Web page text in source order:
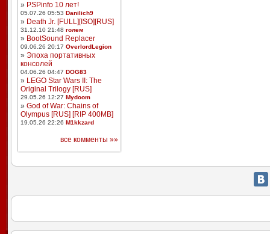
» PSPinfo 10 лет!
05.07.26 05:53 Danilich9
» Death Jr. [FULL][ISO][RUS]
31.12.10 21:48 голем
» BootSound Replacer
09.06.26 20:17 OverlordLegion
» Эпоха портативных
консолей
04.06.26 04:47 DOG83
» LEGO Star Wars II: The
Original Trilogy [RUS]
29.05.26 12:27 Mydoom
» God of War: Chains of
Olympus [RUS] [RIP 400MB]
19.05.26 22:26 M1kkzard
все комменты »»